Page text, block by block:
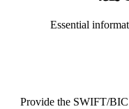
Essential
Provide the SWIFT/